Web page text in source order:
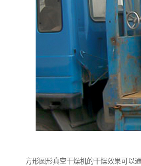
方形圆形真空干燥机的干燥效果可以